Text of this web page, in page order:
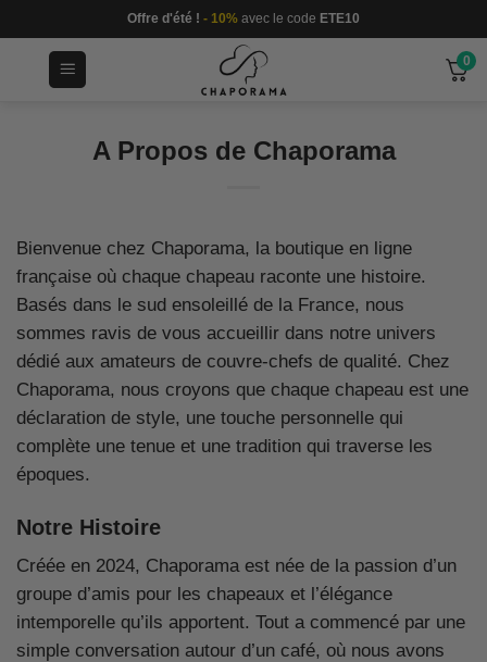
au
contenu
Offre d'été ! - 10% avec le code ETE10
0
A Propos de Chaporama
Bienvenue chez Chaporama, la boutique en ligne
française où chaque chapeau raconte une histoire.
Basés dans le sud ensoleillé de la France, nous
sommes ravis de vous accueillir dans notre univers
dédié aux amateurs de couvre-chefs de qualité. Chez
Chaporama, nous croyons que chaque chapeau est une
déclaration de style, une touche personnelle qui
complète une tenue et une tradition qui traverse les
époques.
Notre Histoire
Créée en 2024, Chaporama est née de la passion d’un
groupe d’amis pour les chapeaux et l’élégance
intemporelle qu’ils apportent. Tout a commencé par une
simple conversation autour d’un café, où nous avons